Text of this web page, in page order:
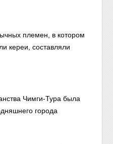
племен, в котором
кереи, составляли
Чимги-Тура была
города